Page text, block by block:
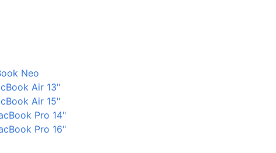
Neo
Air 13"
Air 15"
Pro 14"
Pro 16"